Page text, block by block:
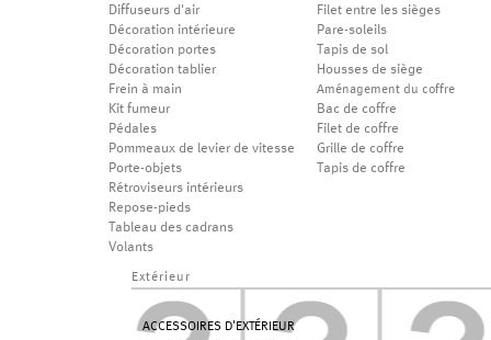
Diffuseurs d'air
Décoration intérieure
Décoration portes
Décoration tablier
Frein à main
Kit fumeur
Pédales
Pommeaux de levier de vitesse
Porte-objets
Rétroviseurs intérieurs
Repose-pieds
Tableau des cadrans
Volants
Filet entre les sièges
Pare-soleils
Tapis de sol
Housses de siège
Aménagement du coffre
Bac de coffre
Filet de coffre
Grille de coffre
Tapis de coffre
Extérieur
ACCESSOIRES D'EXTÉRIEUR